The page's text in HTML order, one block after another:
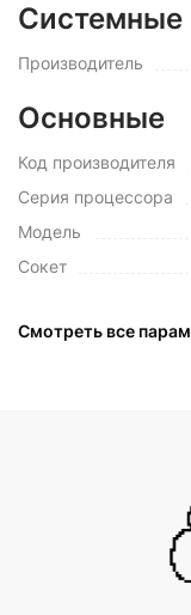
Системные
Производитель
Основные
Код производителя
Серия процессора
Модель
Сокет
Смотреть все